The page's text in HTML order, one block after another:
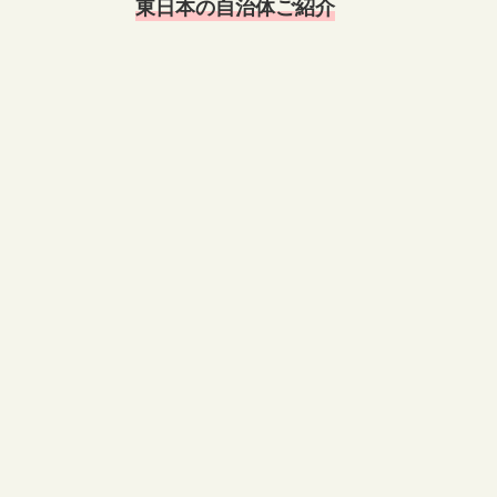
東日本の自治体ご紹介